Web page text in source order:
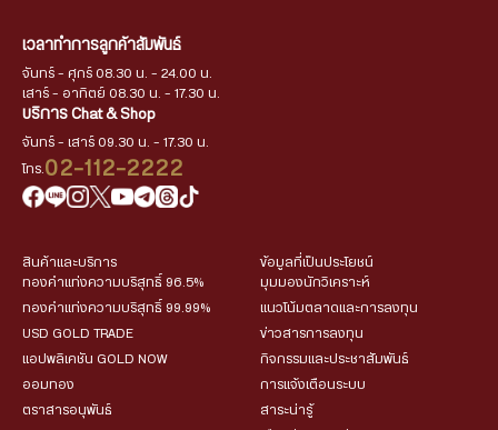
เวลาทำการลูกค้าสัมพันธ์
จันทร์ - ศุกร์ 08.30 น. - 24.00 น.
เสาร์ - อาทิตย์ 08.30 น. - 17.30 น.
บริการ Chat & Shop
จันทร์ - เสาร์ 09.30 น. - 17.30 น.
โทร. 02-112-2222
สินค้าและบริการ
ทองคำแท่งความบริสุทธิ์ 96.5%
ทองคำแท่งความบริสุทธิ์ 99.99%
USD GOLD TRADE
แอปพลิเคชัน GOLD NOW
ออมทอง
ตราสารอนุพันธ์
ข้อมูลที่เป็นประโยชน์
มุมมองนักวิเคราะห์
แนวโน้มตลาดและการลงทุน
ข่าวสารการลงทุน
กิจกรรมและประชาสัมพันธ์
การแจ้งเตือนระบบ
สาระน่ารู้